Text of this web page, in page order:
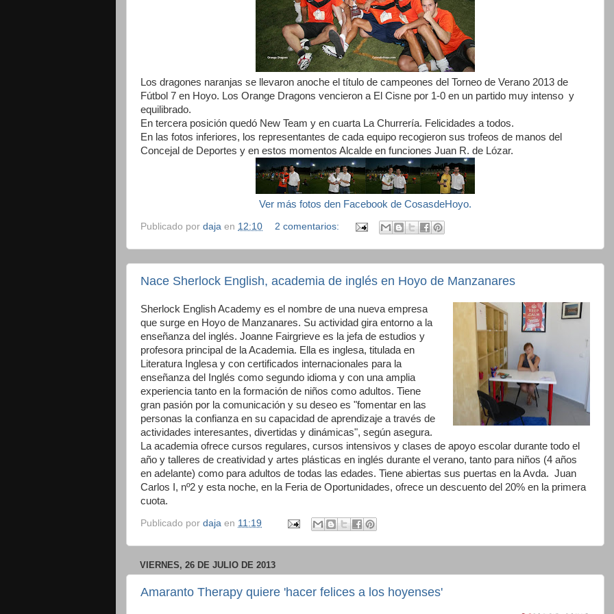
Los dragones naranjas se llevaron anoche el título de campeones del Torneo de Verano 2013 de
Fútbol 7 en Hoyo. Los Orange Dragons vencieron a El Cisne por 1-0 en un partido muy intenso y
equilibrado.
En tercera posición quedó New Team y en cuarta La Churrería. Felicidades a todos.
En las fotos inferiores, los representantes de cada equipo recogieron sus trofeos de manos del
Concejal de Deportes y en estos momentos Alcalde en funciones Juan R. de Lózar.
Ver más fotos den Facebook de CosasdeHoyo.
Publicado por daja en 12:10 2 comentarios:
Nace Sherlock English, academia de inglés en Hoyo de Manzanares
Sherlock English Academy es el nombre de una nueva empresa
que surge en Hoyo de Manzanares. Su actividad gira entorno a la
enseñanza del inglés. Joanne Fairgrieve es la jefa de estudios y
profesora principal de la Academia. Ella es inglesa, titulada en
Literatura Inglesa y con certificados internacionales para la
enseñanza del Inglés como segundo idioma y con una amplia
experiencia tanto en la formación de niños como adultos. Tiene
gran pasión por la comunicación y su deseo es "fomentar en las
personas la confianza en su capacidad de aprendizaje a través de
actividades interesantes, divertidas y dinámicas", según asegura.
La academia ofrece cursos regulares, cursos intensivos y clases de apoyo escolar durante todo el
año y talleres de creatividad y artes plásticas en inglés durante el verano, tanto para niños (4 años
en adelante) como para adultos de todas las edades. Tiene abiertas sus puertas en la Avda. Juan
Carlos I, nº2 y esta noche, en la Feria de Oportunidades, ofrece un descuento del 20% en la primera
cuota.
Publicado por daja en 11:19
VIERNES, 26 DE JULIO DE 2013
Amaranto Therapy quiere 'hacer felices a los hoyenses'